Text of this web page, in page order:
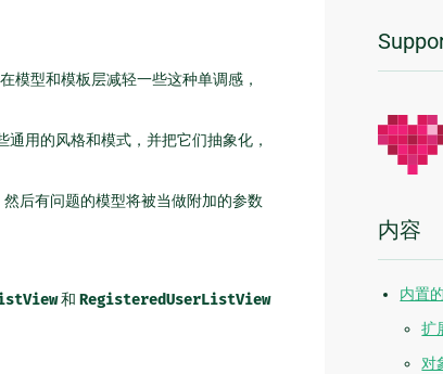
模型和模板层减轻一些这种单调感，
用的风格和模式，并把它们抽象化，
后有问题的模型将被当做附加的参数
和 RegisteredUserListView
附
加
信
息
内容
内置
扩
对